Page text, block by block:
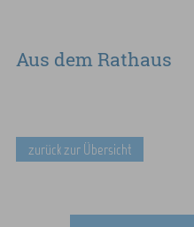
Aus dem Rathaus
zurück zur Übersicht